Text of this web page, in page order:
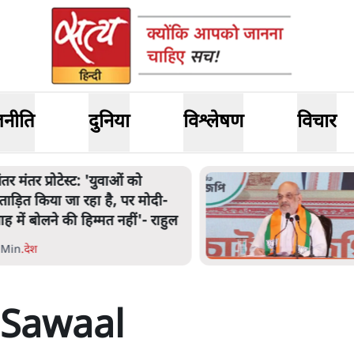
दुनिया विश्लेषण विचार
शाह के संसद में आने पर
करे सरकार': राज्यसभा
ने केंद्र से कहा
.देश